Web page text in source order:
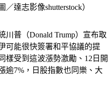
普（Donald Trump）宣布取
可能很快簽署和平協議的提
樣受到這波漲勢激勵、12日開
7%，日股指數也同樂、大